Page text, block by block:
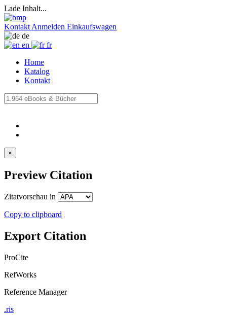
Lade Inhalt...
Kontakt Anmelden Einkaufswagen
de
en
fr
Home
Katalog
Kontakt
×
Preview Citation
Zitatvorschau in
Copy to clipboard
Export Citation
ProCite
RefWorks
Reference Manager
.ris